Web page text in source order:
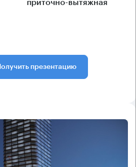
приточно-вытяжная
Получить презентацию